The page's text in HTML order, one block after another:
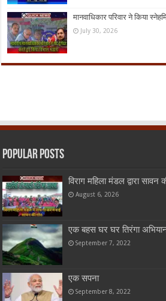
मानवाधिकार परिवार ने किया
July 30, 2026
Popular Posts
विराग महिला मंडल द्वारा
August 6, 2026
एक बहस घर घर तिरंगा
September 7, 2022
एक सपना
September 8, 2022